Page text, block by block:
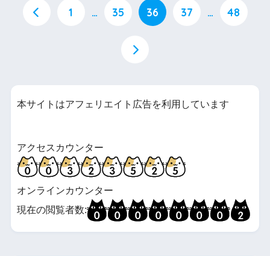
1 … 35 36 37 … 48
本サイトはアフェリエイト広告を利用しています
アクセスカウンター
オンラインカウンター
現在の閲覧者数: